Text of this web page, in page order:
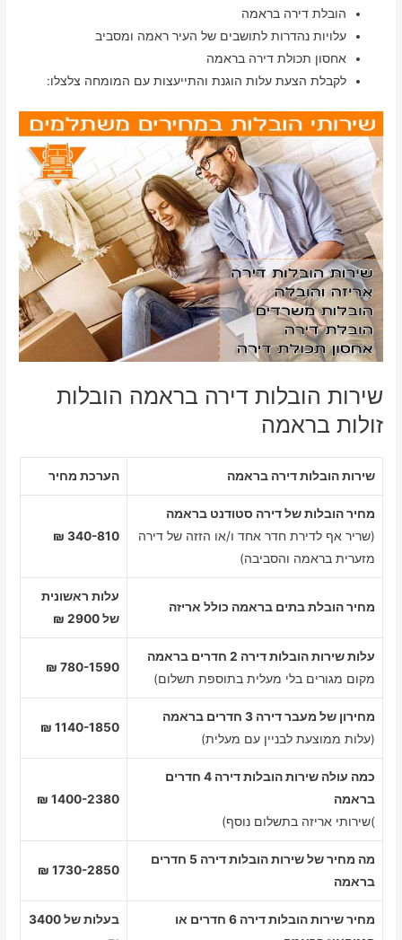
הובלת דירה בראמה
עלויות נהדרות לתושבים של העיר ראמה ומסביב
אחסון תכולת דירה בראמה
לקבלת הצעת עלות הוגנת והתייעצות עם המומחה צלצלו:
שירות הובלות דירה בראמה הובלות
זולות בראמה
שירות הובלות דירה בראמה הערכת מחיר
מחיר הובלות של דירה סטודנט בראמה
(שריר אף לדירת חדר אחד ו/או הזזה של דירה
מזערית בראמה והסביבה)
340-810 ₪
מחיר הובלת בתים בראמה כולל אריזה
עלות ראשונית
של 2900 ₪
עלות שירות הובלות דירה 2 חדרים בראמה
מקום מגורים בלי מעלית בתוספת תשלום)
780-1590 ₪
מחירון של מעבר דירה 3 חדרים בראמה
(עלות ממוצעת לבניין עם מעלית)
1140-1850 ₪
כמה עולה שירות הובלות דירה 4 חדרים
בראמה
)שירותי אריזה בתשלום נוסף)
1400-2380 ₪
מה מחיר של שירות הובלות דירה 5 חדרים
בראמה
1730-2850 ₪
מחיר שירות הובלות דירה 6 חדרים או
בעלות של 3400